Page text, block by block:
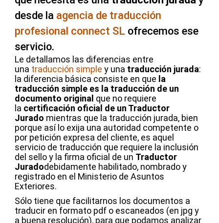
desde la agencia de traducción
profesional connect SL ofrecemos ese
servicio.
Le detallamos las diferencias entre
una traducción simple y una traducción jurada:
la diferencia básica consiste en que la
traducción simple es la traducción de un
documento original que no requiere
la certificación oficial de un Traductor
Jurado mientras que la traducción jurada, bien
porque así lo exija una autoridad competente o
por petición expresa del cliente, es aquel
servicio de traducción que requiere la inclusión
del sello y la firma oficial de un Traductor
Juradodebidamente habilitado, nombrado y
registrado en el Ministerio de Asuntos
Exteriores.
Sólo tiene que facilitarnos los documentos a
traducir en formato pdf o escaneados (en jpg y
a buena resolución), para que podamos analizar